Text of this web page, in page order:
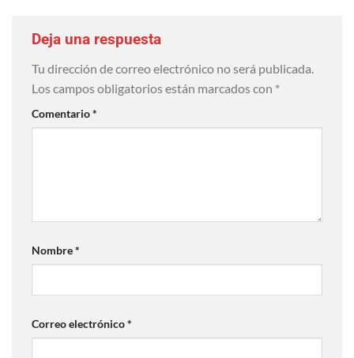
Deja una respuesta
Tu dirección de correo electrónico no será publicada.
Los campos obligatorios están marcados con *
Comentario*
Nombre*
Correo electrónico*